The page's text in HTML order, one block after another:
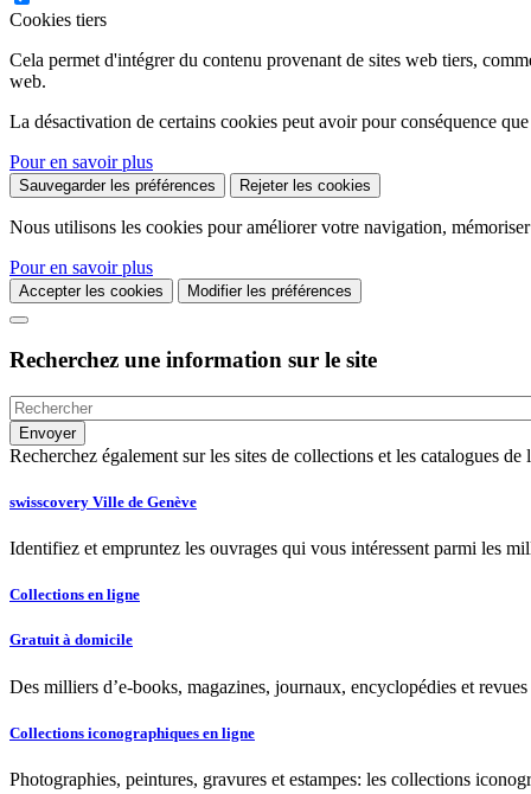
Cookies tiers
Cela permet d'intégrer du contenu provenant de sites web tiers,
web.
La désactivation de certains cookies peut avoir pour conséquence
Pour en savoir plus
Sauvegarder les préférences Rejeter les cookies
Nous utilisons les cookies pour améliorer votre navigation,
Pour en savoir plus
Accepter les cookies Modifier les préférences
Recherchez une information sur le site
Recherchez également sur les sites de collections et les catalogues
swisscovery Ville de Genève
Identifiez et empruntez les ouvrages qui vous intéressent parmi les
Collections en ligne
Gratuit à domicile
Des milliers d’e-books, magazines, journaux, encyclopédies et
Collections iconographiques en ligne
Photographies, peintures, gravures et estampes: les collections